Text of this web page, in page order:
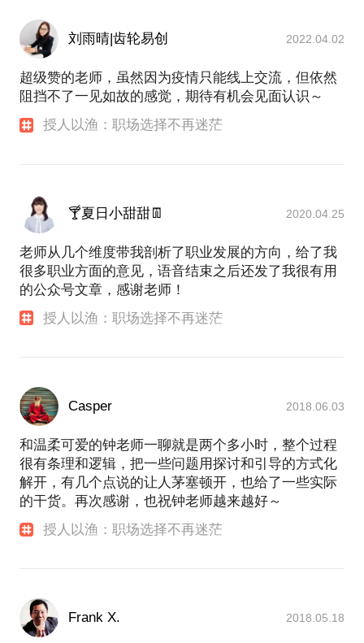
刘雨晴|齿轮易创 2022.04.02
超级赞的老师，虽然因为疫情只能线上交流，但依然
阻挡不了一见如故的感觉，期待有机会见面认识～
授人以渔：职场选择不再迷茫
🍸夏日小甜甜👖 2020.04.25
老师从几个维度带我剖析了职业发展的方向，给了我
很多职业方面的意见，语音结束之后还发了我很有用
的公众号文章，感谢老师！
授人以渔：职场选择不再迷茫
Casper 2018.06.03
和温柔可爱的钟老师一聊就是两个多小时，整个过程
很有条理和逻辑，把一些问题用探讨和引导的方式化
解开，有几个点说的让人茅塞顿开，也给了一些实际
的干货。再次感谢，也祝钟老师越来越好～
授人以渔：职场选择不再迷茫
Frank X. 2018.05.18